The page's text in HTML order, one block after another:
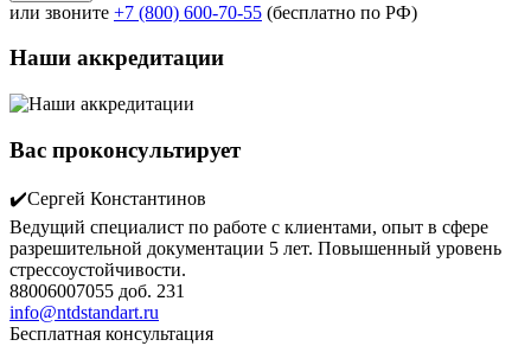
или звоните +7 (800) 600-70-55 (бесплатно по РФ)
Наши аккредитации
Вас проконсультирует
✔️Сергей Константинов
Ведущий специалист по работе с клиентами, опыт в сфере
разрешительной документации 5 лет. Повышенный уровень
стрессоустойчивости.
88006007055 доб. 231
info@ntdstandart.ru
Бесплатная консультация